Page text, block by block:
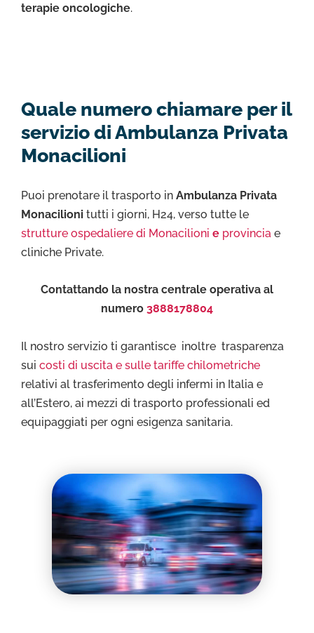
terapie oncologiche.
Quale numero chiamare per il
servizio di Ambulanza Privata
Monacilioni
Puoi prenotare il trasporto in Ambulanza Privata
Monacilioni tutti i giorni, H24, verso tutte le
strutture ospedaliere di Monacilioni e provincia e
cliniche Private.
Contattando la nostra centrale operativa al
numero 3888178804
Il nostro servizio ti garantisce inoltre trasparenza
sui costi di uscita e sulle tariffe chilometriche
relativi al trasferimento degli infermi in Italia e
all’Estero, ai mezzi di trasporto professionali ed
equipaggiati per ogni esigenza sanitaria.